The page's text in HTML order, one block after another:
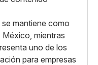
mantiene como
mientras
uno de los
para empresas